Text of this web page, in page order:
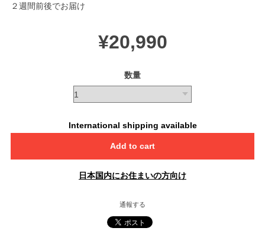
２週間前後でお届け
¥20,990
数量
International shipping available
Add to cart
日本国内にお住まいの方向け
通報する